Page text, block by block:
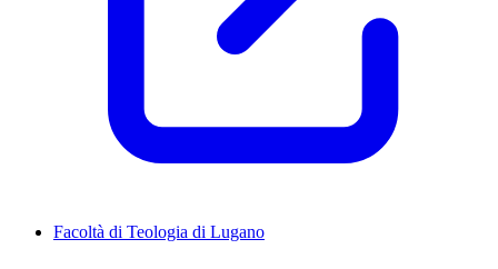
Facoltà di Teologia di Lugano